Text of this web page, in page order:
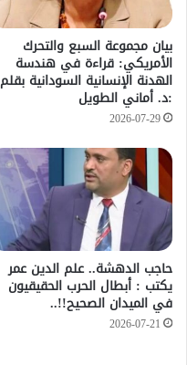
بيان مجموعة السبع والتحرك
الأمريكي: قراءة في هندسة
الهدنة الإنسانية السودانية بقلم
:د. أماني الطويل
2026-07-29
حاجب الدهشة.. علم الدين عمر
يكتب : أبطال الحرب الحقيقيون
في الميدان الصحيح!!..
2026-07-21